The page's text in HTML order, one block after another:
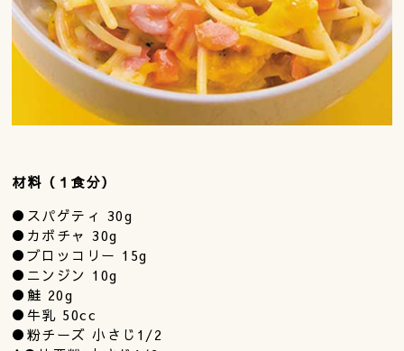
材料（１食分）
●スパゲティ 30g
●カボチャ 30g
●ブロッコリー 15g
●ニンジン 10g
●鮭 20g
●牛乳 50cc
●粉チーズ 小さじ1/2